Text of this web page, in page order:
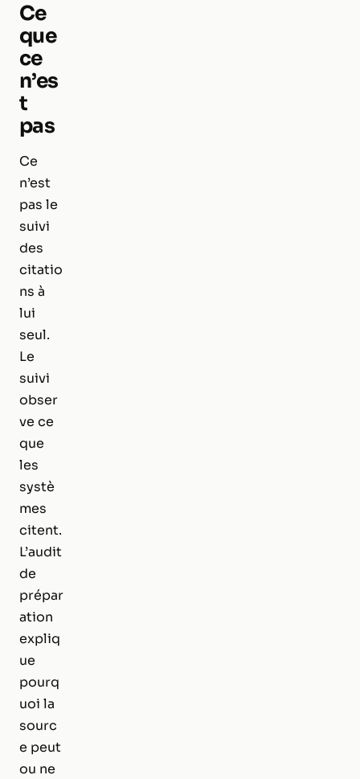
Ce
que
ce
n’es
t
pas
Ce
n’est
pas le
suivi
des
citatio
ns à
lui
seul.
Le
suivi
obser
ve ce
que
les
systè
mes
citent.
L’audit
de
prépar
ation
expliq
ue
pourq
uoi la
sourc
e peut
ou ne